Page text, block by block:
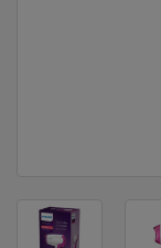
KLIMATIZACIJA